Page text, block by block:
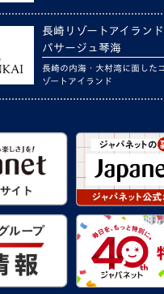
長崎リゾートアイランド
パサージュ琴海
長崎の内海・大村湾に面した
ゾートアイランド